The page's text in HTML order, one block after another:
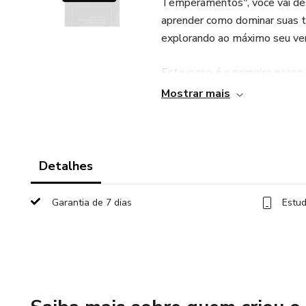
aprender como dominar suas
explorando ao máximo seu
Este curso é o primeiro
ferramentas práticas para
Mostrar mais
Detalhes
Garantia de 7 dias